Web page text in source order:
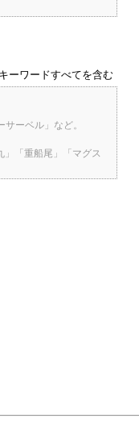
ーワードすべてを含む
ーベル」など。
「重船尾」「マグス